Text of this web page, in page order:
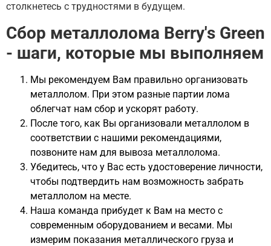
столкнетесь с трудностями в будущем.
Сбор металлолома Berry's Green
- шаги, которые мы выполняем
Мы рекомендуем Вам правильно организовать
металлолом. При этом разные партии лома
облегчат нам сбор и ускорят работу.
После того, как Вы организовали металлолом в
соответствии с нашими рекомендациями,
позвоните нам для вывоза металлолома.
Убедитесь, что у Вас есть удостоверение личности,
чтобы подтвердить нам возможность забрать
металлолом на месте.
Наша команда прибудет к Вам на место с
современным оборудованием и весами. Мы
измерим показания металлического груза и